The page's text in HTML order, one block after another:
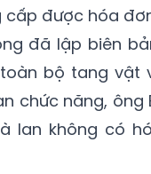
được hóa
đã lập biên
bộ tang
chức năng, ông
lan không có